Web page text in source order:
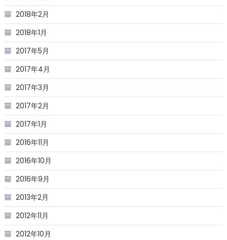
2018年2月
2018年1月
2017年5月
2017年4月
2017年3月
2017年2月
2017年1月
2016年11月
2016年10月
2016年9月
2013年2月
2012年11月
2012年10月